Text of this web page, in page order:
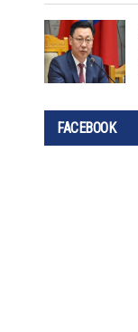
FACEBOOK